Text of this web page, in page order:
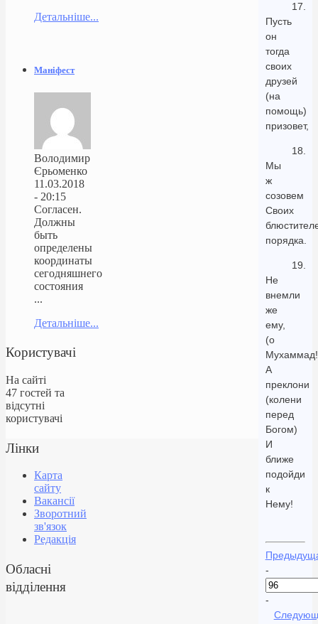
17.
Пусть
он
тогда
своих
друзей
(на
помощь)
призовет,
18.
Мы
ж
созовем
Своих
порядка.
19.
Не
внемли
же
ему,
(о
А
преклони
(колени
перед
Богом)
И
ближе
подойди
к
Нему!
-
-
Детальніше...
Маніфест
Володимир
Єрьоменко
11.03.2018
- 20:15
Согласен.
Должны
быть
определены
координаты
сегодняшнего
состояния
...
Детальніше...
Користувачі
На сайті
47 гостей та
відсутні
користувачі
Лінки
Карта
сайту
Вакансії
Зворотний
зв'язок
Редакція
Обласні
відділення